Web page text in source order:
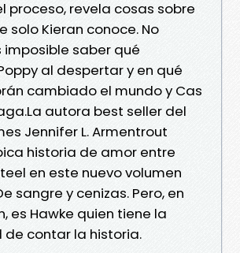
proceso, revela cosas sobre
solo Kieran conoce. No
imposible saber qué
al despertar y en qué
cambiado el mundo y Cas
autora best seller del
Jennifer L. Armentrout
historia de amor entre
en este nuevo volumen
sangre y cenizas. Pero, en
es Hawke quien tiene la
contar la historia.